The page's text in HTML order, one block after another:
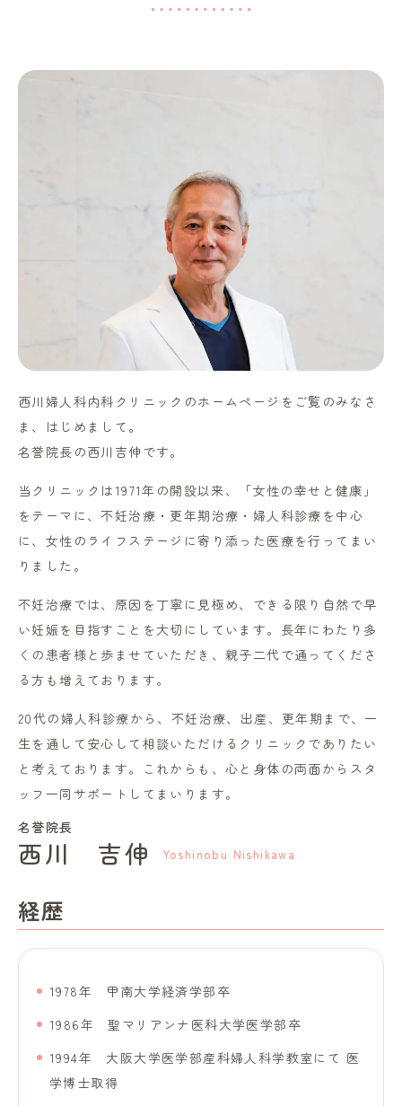
西川婦人科内科クリニックのホームページをご覧のみなさ
ま、はじめまして。
名誉院長の西川吉伸です。
当クリニックは1971年の開設以来、「女性の幸せと健康」
をテーマに、不妊治療・更年期治療・婦人科診療を中心
に、女性のライフステージに寄り添った医療を行ってまい
りました。
不妊治療では、原因を丁寧に見極め、できる限り自然で早
い妊娠を目指すことを大切にしています。長年にわたり多
くの患者様と歩ませていただき、親子二代で通ってくださ
る方も増えております。
20代の婦人科診療から、不妊治療、出産、更年期まで、一
生を通して安心して相談いただけるクリニックでありたい
と考えております。これからも、心と身体の両面からスタ
ッフ一同サポートしてまいります。
名誉院長
西川 吉伸 Yoshinobu Nishikawa
経歴
1978年 甲南大学経済学部卒
1986年 聖マリアンナ医科大学医学部卒
1994年 大阪大学医学部産科婦人科学教室にて 医
学博士取得